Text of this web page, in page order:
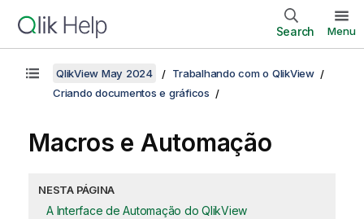
Search Menu
QlikView May 2024
Trabalhando com o QlikView
Criando documentos e gráficos
Macros e Automação
NESTA PÁGINA
A Interface de Automação do QlikView